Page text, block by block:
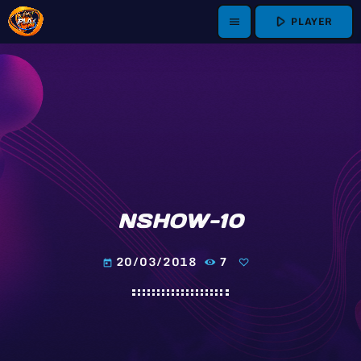
menu play_arrow PLAYER
NSHOW-10
today 20/03/2018 7